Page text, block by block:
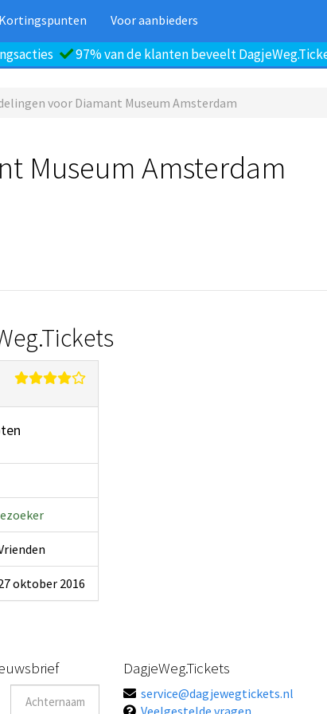
Kortingspunten Voor aanbieders
97% van de klanten beveelt
voor Diamant Museum Amsterdam
Museum Amsterdam
oktober 2016
DagjeWeg.Tickets
service@dagjewegtickets.nl
Veelgestelde vragen